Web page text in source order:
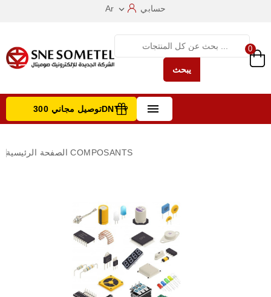
Ar  حسابي
يبحث
0
 توصيل مجاني 300DNT +
الصفحة الرئيسية COMPOSANTS